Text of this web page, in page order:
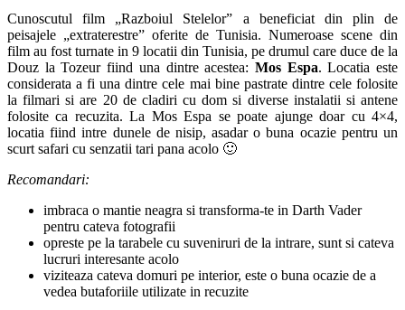
Cunoscutul film „Razboiul Stelelor” a beneficiat din plin de
peisajele „extraterestre” oferite de Tunisia. Numeroase scene din
film au fost turnate in 9 locatii din Tunisia, pe drumul care duce de la
Douz la Tozeur fiind una dintre acestea: Mos Espa. Locatia este
considerata a fi una dintre cele mai bine pastrate dintre cele folosite
la filmari si are 20 de cladiri cu dom si diverse instalatii si antene
folosite ca recuzita. La Mos Espa se poate ajunge doar cu 4×4,
locatia fiind intre dunele de nisip, asadar o buna ocazie pentru un
scurt safari cu senzatii tari pana acolo 🙂
Recomandari:
imbraca o mantie neagra si transforma-te in Darth Vader
pentru cateva fotografii
opreste pe la tarabele cu suveniruri de la intrare, sunt si cateva
lucruri interesante acolo
viziteaza cateva domuri pe interior, este o buna ocazie de a
vedea butaforiile utilizate in recuzite